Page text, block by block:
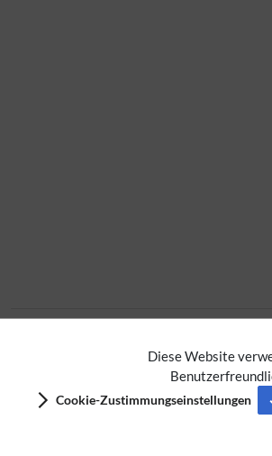
Diese Website
Cookie-Zustimmungseinstellungen